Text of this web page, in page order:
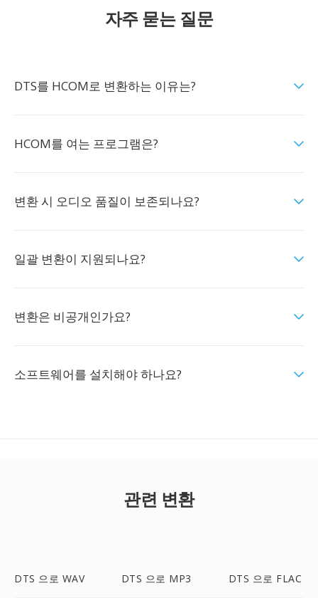
자주 묻는 질문
DTS를 HCOM로 변환하는 이유는?
HCOM를 여는 프로그램은?
변환 시 오디오 품질이 보존되나요?
일괄 변환이 지원되나요?
변환은 비공개인가요?
소프트웨어를 설치해야 하나요?
관련 변환
DTS 으로 WAV DTS 으로 MP3 DTS 으로 FLAC